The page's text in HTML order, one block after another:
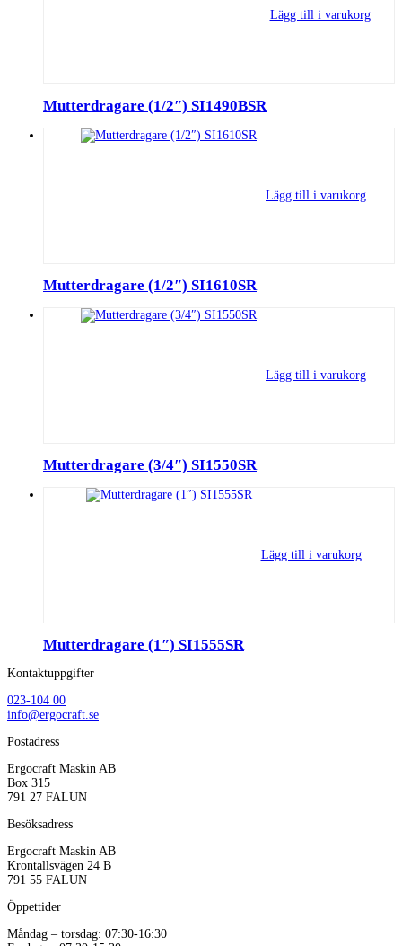
Lägg till i varukorg
Mutterdragare (1/2″) SI1490BSR
Lägg till i varukorg
Mutterdragare (1/2″) SI1610SR
Lägg till i varukorg
Mutterdragare (3/4″) SI1550SR
Lägg till i varukorg
Mutterdragare (1″) SI1555SR
Kontaktuppgifter
023-104 00
info@ergocraft.se
Postadress
Ergocraft Maskin AB
Box 315
791 27 FALUN
Besöksadress
Ergocraft Maskin AB
Krontallsvägen 24 B
791 55 FALUN
Öppettider
Måndag – torsdag: 07:30-16:30